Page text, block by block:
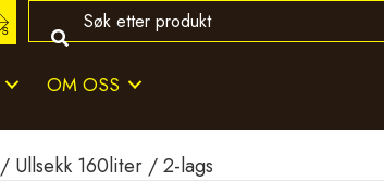
OM OSS
/ Ullsekk 160liter / 2-lags